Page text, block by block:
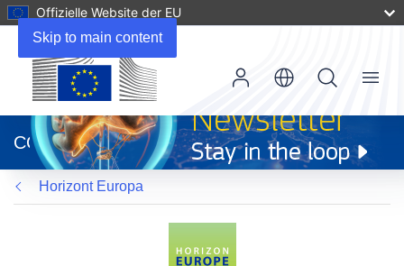
Skip to main content
Offizielle Website der EU
neuem
Fenster)
CORDIS
Menu
Horizont Europa